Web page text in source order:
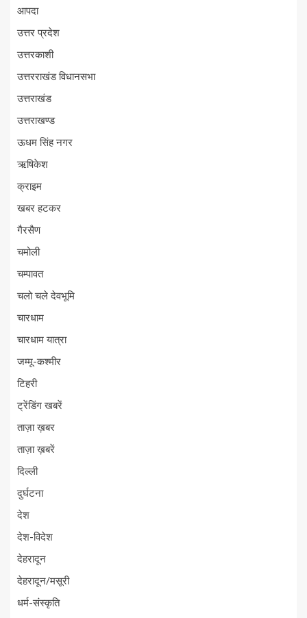
आपदा
उत्तर प्रदेश
उत्तरकाशी
उत्तरराखंड विधानसभा
उत्तराखंड
उत्तराखण्ड
ऊधम सिंह नगर
ऋषिकेश
क्राइम
खबर हटकर
गैरसैण
चमोली
चम्पावत
चलो चले देवभूमि
चारधाम
चारधाम यात्रा
जम्मू-कश्मीर
टिहरी
ट्रेंडिंग खबरें
ताज़ा ख़बर
ताज़ा ख़बरें
दिल्ली
दुर्घटना
देश
देश-विदेश
देहरादून
देहरादून/मसूरी
धर्म-संस्कृति